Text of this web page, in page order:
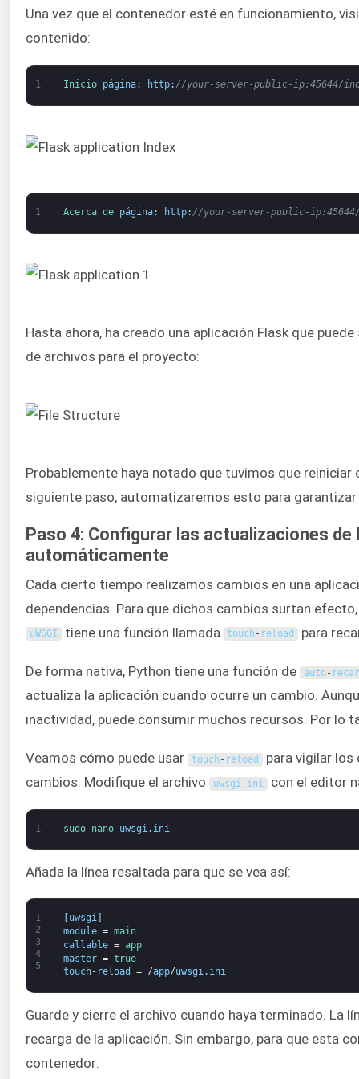
Una vez que el contenedor esté en funcionamiento,
contenido:
1 Inicio página: http: //your-server-public-ip:45644/
1 Acerca de página: http: //your-server-public-
Hasta ahora, ha creado una aplicación Flask que
de archivos para el proyecto:
Probablemente haya notado que tuvimos que
siguiente paso, automatizaremos esto para
Paso 4: Configurar las actualizaciones
automáticamente
Cada cierto tiempo realizamos cambios en una
dependencias. Para que dichos cambios surtan
uWSGI tiene una función llamada touch - reload para
De forma nativa, Python tiene una función de auto-
actualiza la aplicación cuando ocurre un cambio.
inactividad, puede consumir muchos recursos. Por lo
Veamos cómo puede usar touch - reload para vigilar los
cambios. Modifique el archivo
uwsgi. ini con el editor
1 sudo nano uwsgi . ini
Añada la línea resaltada para que se vea así:
1
2
3
4
5
uwsgi]
module = main
callable = app
master = true
touch- reload = /app/uwsgi. ini
Guarde y cierre el archivo cuando haya terminado. La
recarga de la aplicación. Sin embargo, para que esta
contenedor: